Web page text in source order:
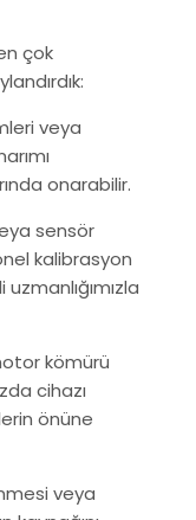
çok
veya
onarabilir.
sensör
kalibrasyon
kömürü
cihazı
önüne
veya